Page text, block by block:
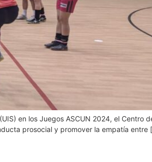
en los Juegos ASCUN 2024, el Centro
prosocial y promover la empatía entre